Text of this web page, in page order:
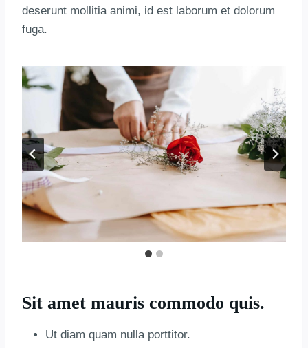
deserunt mollitia animi, id est laborum et dolorum
fuga.
Sit amet mauris commodo quis.
Ut diam quam nulla porttitor.